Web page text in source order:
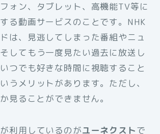
ォン、タブレット、高機能TV等に
る動画サービスのことです。NHK
は、見逃してしまった番組やニュ
してもう一度見たい過去に放送し
つでも好きな時間に視聴すること
うメリットがあります。ただし、
見ることができません。
利用しているのがユーネクストで